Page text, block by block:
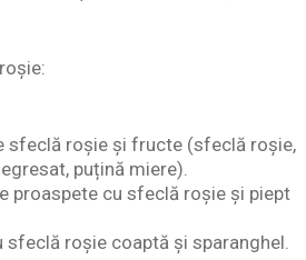
sfeclă roșie și fructe (sfeclă roșie,
puțină miere).
proaspete cu sfeclă roșie și piept
sfeclă roșie coaptă și sparanghel.